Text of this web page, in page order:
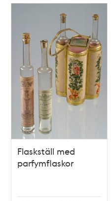
Flaskställ med
parfymflaskor